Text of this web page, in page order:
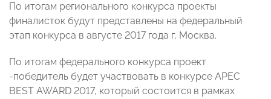
По итогам регионального конкурса проекты
финалисток будут представлены на федеральный
этап конкурса в августе 2017 года г. Москва.
По итогам федерального конкурса проект
-победитель будет участвовать в конкурсе APEC
BEST AWARD 2017, который состоится в рамках